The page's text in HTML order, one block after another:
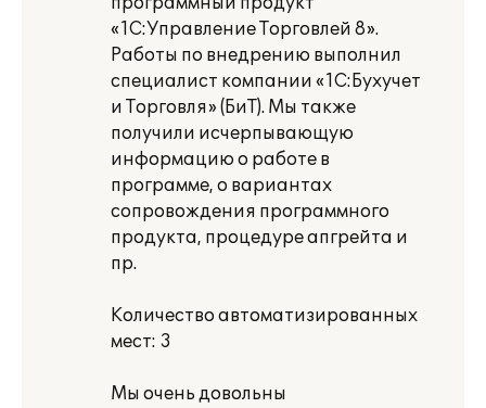
«1С:Управление Торговлей 8».
Работы по внедрению выполнил
специалист компании «1С:Бухучет
и Торговля» (БиТ). Мы также
получили исчерпывающую
информацию о работе в
программе, о вариантах
сопровождения программного
продукта, процедуре апгрейта и
пр.
Количество автоматизированных
мест: 3
Мы очень довольны